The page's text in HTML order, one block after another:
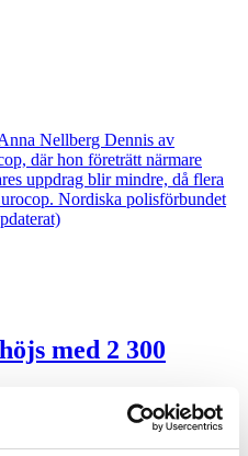
Nellberg Dennis av
där hon företrätt närmare
uppdrag blir mindre, då flera
Nordiska polisförbundet
med 2 300